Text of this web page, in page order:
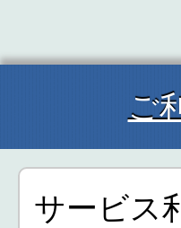
ご
サービス